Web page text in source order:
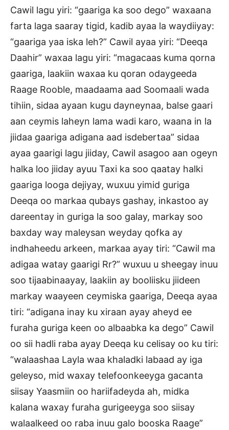
Cawil lagu yiri: “gaariga ka soo dego” waxaana
farta laga saaray tigid, kadib ayaa la waydiiyay:
“gaariga yaa iska leh?” Cawil ayaa yiri: “Deeqa
Daahir” waxaa lagu yiri: “magacaas kuma qorna
gaariga, laakiin waxaa ku qoran odaygeeda
Raage Rooble, maadaama aad Soomaali wada
tihiin, sidaa ayaan kugu dayneynaa, balse gaari
aan ceymis laheyn lama wadi karo, waana in la
jiidaa gaariga adigana aad isdebertaa” sidaa
ayaa gaarigi lagu jiiday, Cawil asagoo aan ogeyn
halka loo jiiday ayuu Taxi ka soo qaatay halki
gaariga looga dejiyay, wuxuu yimid guriga
Deeqa oo markaa qubays gashay, inkastoo ay
dareentay in guriga la soo galay, markay soo
baxday way maleysan weyday qofka ay
indhaheedu arkeen, markaa ayay tiri: “Cawil ma
adigaa watay gaarigi Rr?” wuxuu u sheegay inuu
soo tijaabinaayay, laakiin ay booliisku jiideen
markay waayeen ceymiska gaariga, Deeqa ayaa
tiri: “adigana inay ku xiraan ayay aheyd ee
furaha guriga keen oo albaabka ka dego” Cawil
oo sii hadli raba ayay Deeqa ku celisay oo ku tiri:
“walaashaa Layla waa khaladki labaad ay iga
geleyso, mid waxay telefoonkeeyga gacanta
siisay Yaasmiin oo hariifadeyda ah, midka
kalana waxay furaha gurigeeyga soo siisay
walaalkeed oo raba inuu galo booska Raage”